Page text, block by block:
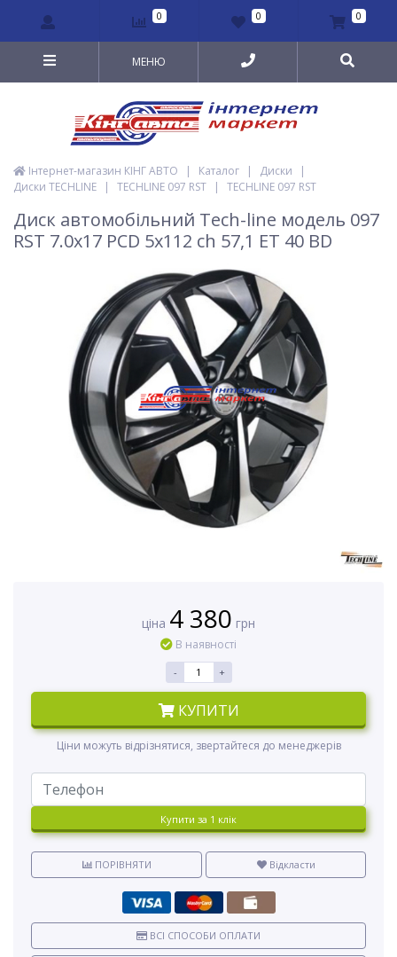
0 0 0
МЕНЮ
Інтернет-магазин КІНГ АВТО | Каталог | Диски
|
Диски TECHLINE
| TECHLINE 097 RST | TECHLINE 097 RST
Диск автомобільний Tech-line модель 097
RST 7.0х17 PCD 5x112 ch 57,1 ET 40 BD
ціна 4 380 грн
В наявності
- +
КУПИТИ
Ціни можуть відрізнятися, звертайтеся до менеджерів
Купити за 1 клiк
ПОРІВНЯТИ Відкласти
ВСІ СПОСОБИ ОПЛАТИ